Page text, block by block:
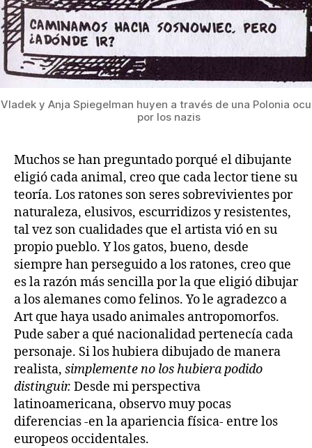
Vladek y Anja Spiegelman huyen a través de una Polonia
por los nazis
Muchos se han preguntado porqué el dibujante
eligió cada animal, creo que cada lector tiene su
teoría. Los ratones son seres sobrevivientes por
naturaleza, elusivos, escurridizos y resistentes,
tal vez son cualidades que el artista vió en su
propio pueblo. Y los gatos, bueno, desde
siempre han perseguido a los ratones, creo que
es la razón más sencilla por la que eligió dibujar
a los alemanes como felinos. Yo le agradezco a
Art que haya usado animales antropomorfos.
Pude saber a qué nacionalidad pertenecía cada
personaje. Si los hubiera dibujado de manera
realista, simplemente no los hubiera podido
distinguir. Desde mi perspectiva
latinoamericana, observo muy pocas
diferencias -en la apariencia física- entre los
europeos occidentales.